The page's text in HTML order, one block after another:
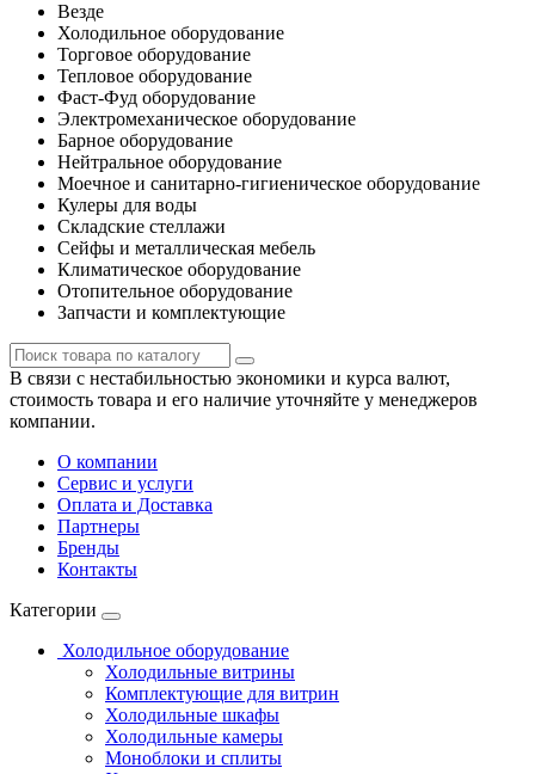
Везде
Холодильное оборудование
Торговое оборудование
Тепловое оборудование
Фаст-Фуд оборудование
Электромеханическое оборудование
Барное оборудование
Нейтральное оборудование
Моечное и санитарно-гигиеническое оборудование
Кулеры для воды
Складские стеллажи
Сейфы и металлическая мебель
Климатическое оборудование
Отопительное оборудование
Запчасти и комплектующие
В связи с нестабильностью экономики и курса валют,
стоимость товара и его наличие уточняйте у менеджеров
компании.
О компании
Сервис и услуги
Оплата и Доставка
Партнеры
Бренды
Контакты
Категории
Холодильное оборудование
Холодильные витрины
Комплектующие для витрин
Холодильные шкафы
Холодильные камеры
Моноблоки и сплиты